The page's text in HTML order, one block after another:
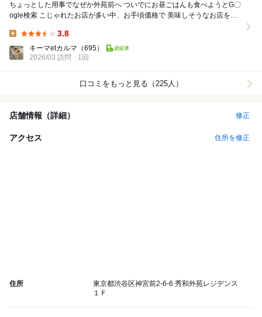
ちょっとした用事でなぜか外苑前へ ついでにお昼ごはんも食べようとG〇
ogle検索 こじゃれたお店が多い中、お手頃価格で 美味しそうなお店を見
3.8
キーマetカルマ （695）
2026/03 訪問
1回
口コミをもっと見る（225人）
店舗情報（詳細） 修正
アクセス 住所を修正
住所
東京都渋谷区神宮前2-6-6 秀和外苑レジデンス
１Ｆ